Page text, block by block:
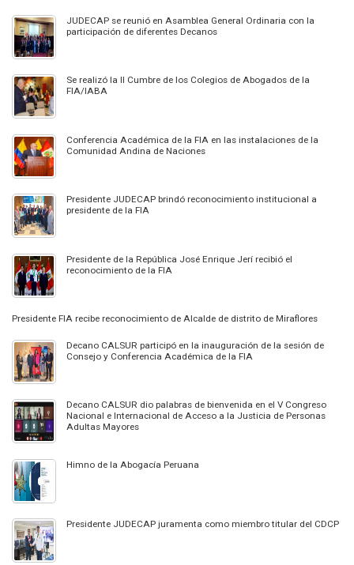
JUDECAP se reunió en Asamblea General Ordinaria con la
participación de diferentes Decanos
Se realizó la II Cumbre de los Colegios de Abogados de la
FIA/IABA
Conferencia Académica de la FIA en las instalaciones de la
Comunidad Andina de Naciones
Presidente JUDECAP brindó reconocimiento institucional a
presidente de la FIA
Presidente de la República José Enrique Jerí recibió el
reconocimiento de la FIA
Presidente FIA recibe reconocimiento de Alcalde de distrito de Miraflores
Decano CALSUR participó en la inauguración de la sesión de
Consejo y Conferencia Académica de la FIA
Decano CALSUR dio palabras de bienvenida en el V Congreso
Nacional e Internacional de Acceso a la Justicia de Personas
Adultas Mayores
Himno de la Abogacía Peruana
Presidente JUDECAP juramenta como miembro titular del CDCP